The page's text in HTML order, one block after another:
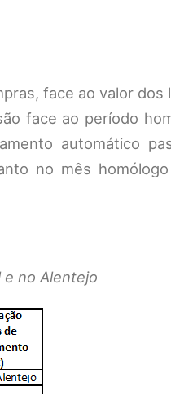
face ao valor dos
face ao período
automático
no mês
no Alentejo